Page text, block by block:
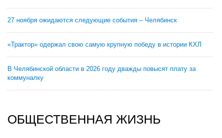
27 ноября ожидаются следующие события – Челябинск
«Трактор» одержал свою самую крупную победу в истории КХЛ
В Челябинской области в 2026 году дважды повысят плату за
коммуналку
ОБЩЕСТВЕННАЯ ЖИЗНЬ